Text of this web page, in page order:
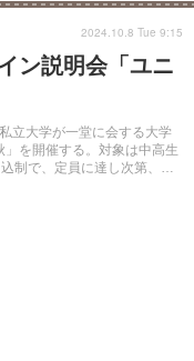
小学校受験
人気記事
向け）
ン説明会「ユニ
立大学が一堂に会する大学
を開催する。対象は中高生
制で、定員に達し次第、締
2024.10.8 Tue 9:15